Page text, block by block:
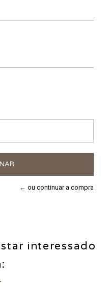
← ou continuar a compra
interessado